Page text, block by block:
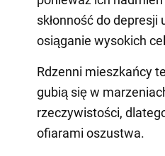
skłonność do
osiąganie wysokich
Rdzenni mieszkańcy
gubią się w
rzeczywistości,
ofiarami oszustwa.